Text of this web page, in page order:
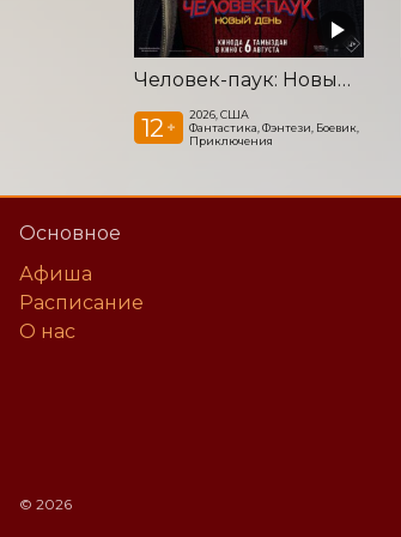
Человек-паук: Новый день
12 +
2026, США
Фантастика, Фэнтези, Боевик,
Приключения
Основное
Афиша
Расписание
О нас
© 2026